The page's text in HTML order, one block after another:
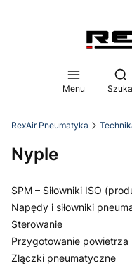
Menu
RexAir Pneumatyka
Nyple
SPM – Siłowniki ISO
Napędy i siłowniki
Sterowanie
Przygotowanie powietrza
Złączki pneumatyczne